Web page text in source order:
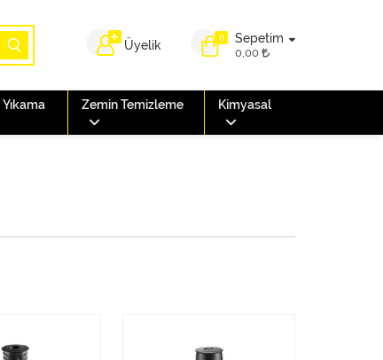
0 Sepetim
0,00
Üyelik
Yıkama Zemin Temizleme Kimyasal